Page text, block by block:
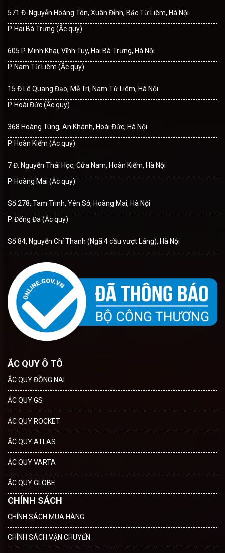
571 Đ. Nguyễn Hoàng Tôn, Xuân Đỉnh, Bắc Từ Liêm, Hà Nội.
P. Hai Bà Trưng (Ắc quy)
605 P. Minh Khai, Vĩnh Tuy, Hai Bà Trưng, Hà Nội
P. Nam Từ Liêm (Ắc quy)
15 Đ.Lê Quang Đạo, Mễ Trì, Nam Từ Liêm, Hà Nội
P. Hoài Đức (Ắc quy)
368 Hoàng Tùng, An Khánh, Hoài Đức, Hà Nội
P. Hoàn Kiếm (Ắc quy)
7 Đ. Nguyễn Thái Học, Cửa Nam, Hoàn Kiếm, Hà Nội
P. Hoàng Mai (Ắc quy)
Số 278, Tam Trinh, Yên Sở, Hoàng Mai, Hà Nội
P. Đống Đa (Ắc quy)
Số 84, Nguyễn Chí Thanh (Ngã 4 cầu vượt Láng), Hà Nội
ẮC QUY Ô TÔ
ẮC QUY ĐỒNG NAI
ẮC QUY GS
ẮC QUY ROCKET
ẮC QUY ATLAS
ẮC QUY VARTA
ẮC QUY GLOBE
CHÍNH SÁCH
CHÍNH SÁCH MUA HÀNG
CHÍNH SÁCH VẬN CHUYỂN